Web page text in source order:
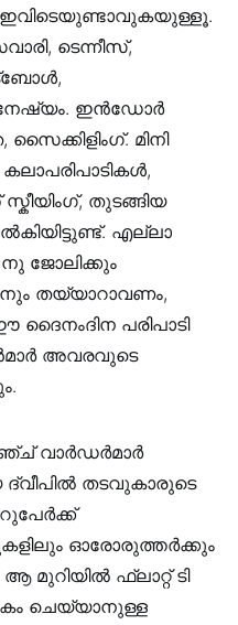
ടെന്നീസ്,
ഇന്‍ഡോര്‍
മിനി
തുടങ്ങിയ
എല്ലാ
ജോലിക്കും
തയ്യാറാവണം,
പരിപാടി
അവരവുടെ
വാര്‍ഡര്‍മാര്‍
തടവുകാരുടെ
ഓരോരുത്തര്‍ക്കും
മുറിയില്‍ ഫ്ലാറ്റ് ടി
ചെയ്യാനുള്ള